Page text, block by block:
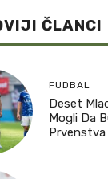
ČLANCI
FUDBAL
Deset
Mogli Da
Prvenstva